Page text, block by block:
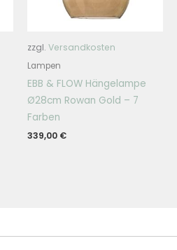
zzgl. Versandkosten
Lampen
EBB & FLOW Hängelampe
Ø28cm Rowan Gold – 7
Farben
339,00 €